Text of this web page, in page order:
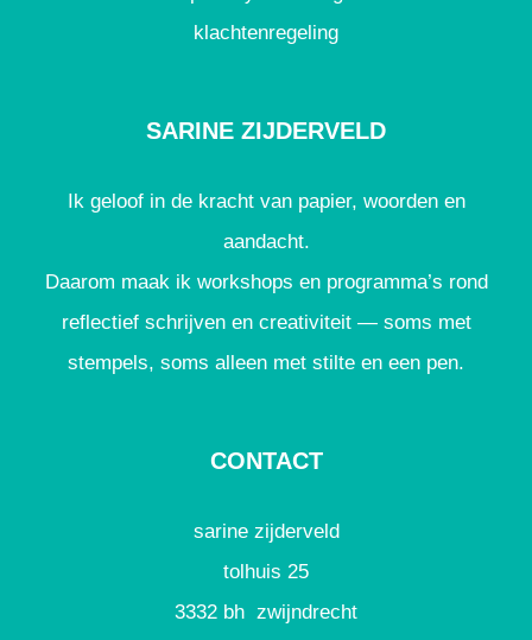
klachtenregeling
SARINE ZIJDERVELD
Ik geloof in de kracht van papier, woorden en
aandacht.
Daarom maak ik workshops en programma’s rond
reflectief schrijven en creativiteit — soms met
stempels, soms alleen met stilte en een pen.
CONTACT
sarine zijderveld
tolhuis 25
3332 bh zwijndrecht